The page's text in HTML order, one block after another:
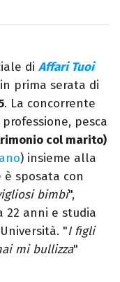
Media, mi dedico
da 10 anni.
editor
di Affari Tuoi
in prima serata di
. La concorrente
professione, pesca
col marito)
) insieme alla
è sposata con
bimbi",
22 anni e studia
"I figli
mi bullizza"